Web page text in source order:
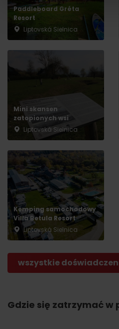
Paddleboard Gréta
Resort
Liptovská Sielnica
Mini skansen
zatopionych wsi
Liptovská Sielnica
Kemping samochodowy
Villa Betula Resort
Liptovská Sielnica
wszystkie
Gdzie się zatrzymać w